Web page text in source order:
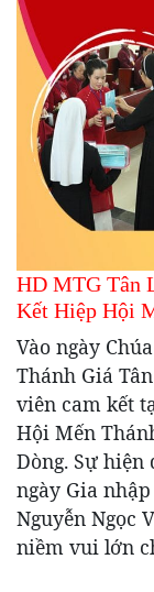
HD MTG Tân
Kết Hiệp Hội
Vào ngày
Thánh Giá
viên cam kết
Hội Mến
Dòng. Sự
ngày Gia
Nguyễn Ngọc
niềm vui lớn